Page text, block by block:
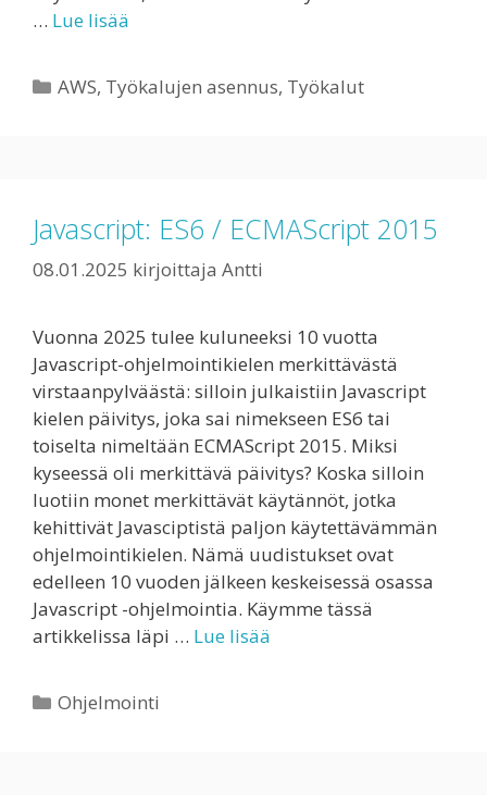
… Lue lisää
Kategoriat
AWS, Työkalujen asennus, Työkalut
Javascript: ES6 / ECMAScript 2015
08.01.2025 kirjoittaja Antti
Vuonna 2025 tulee kuluneeksi 10 vuotta
Javascript-ohjelmointikielen merkittävästä
virstaanpylväästä: silloin julkaistiin Javascript
kielen päivitys, joka sai nimekseen ES6 tai
toiselta nimeltään ECMAScript 2015. Miksi
kyseessä oli merkittävä päivitys? Koska silloin
luotiin monet merkittävät käytännöt, jotka
kehittivät Javasciptistä paljon käytettävämmän
ohjelmointikielen. Nämä uudistukset ovat
edelleen 10 vuoden jälkeen keskeisessä osassa
Javascript -ohjelmointia. Käymme tässä
artikkelissa läpi … Lue lisää
Kategoriat
Ohjelmointi